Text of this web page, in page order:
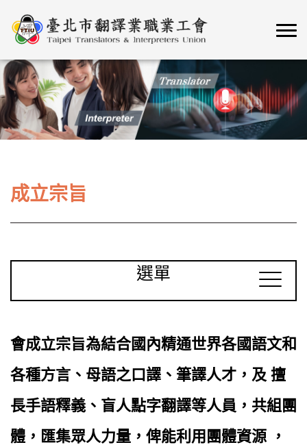
成立宗旨
選單
會成立宗旨為結合國內精通世界各國語文和
各種方言、母語之口譯、筆譯人才，及 擅
長手語釋義、盲人點字翻譯等人員，共組團
體，匯集眾人力量，俾能利用團體資源 ，